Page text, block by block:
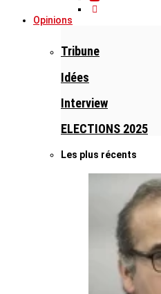
Opinions
Tribune
Idées
Interview
ELECTIONS 2025
Les plus récents